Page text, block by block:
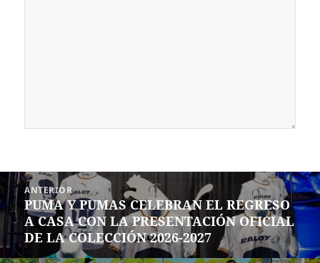
Navegación
de
entradas
ANTERIOR
Entrada
anterior:
PUMA Y PUMAS CELEBRAN EL REGRESO
A CASA CON LA PRESENTACIÓN OFICIAL
DE LA COLECCIÓN 2026-2027